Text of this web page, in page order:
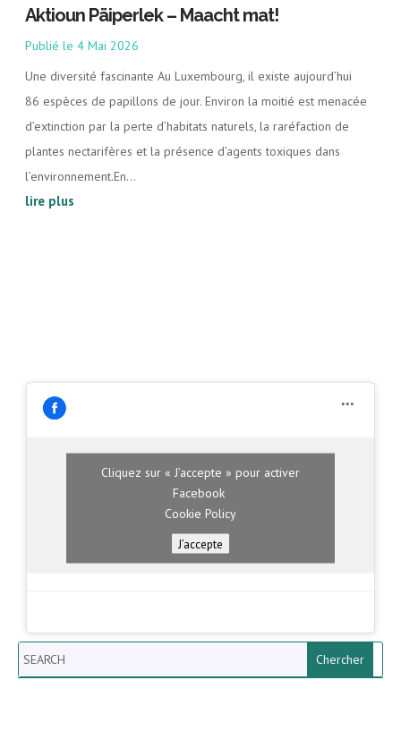
Aktioun Päiperlek – Maacht mat!
4 Mai 2026
Une diversité fascinante Au Luxembourg, il existe aujourd’hui
86 espèces de papillons de jour. Environ la moitié est menacée
d’extinction par la perte d’habitats naturels, la raréfaction de
plantes nectarifères et la présence d’agents toxiques dans
l’environnement.En...
lire plus
Cliquez sur « J’accepte » pour activer
Facebook
Cookie Policy
J’accepte
Search